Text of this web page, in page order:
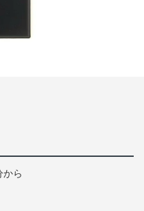
から